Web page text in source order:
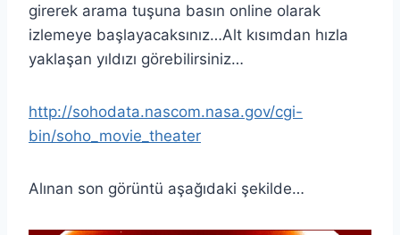
girerek arama tuşuna basın online olarak
izlemeye başlayacaksınız…Alt kısımdan hızla
yaklaşan yıldızı görebilirsiniz…
http://sohodata.nascom.nasa.gov/cgi-
bin/soho_movie_theater
Alınan son görüntü aşağıdaki şekilde…